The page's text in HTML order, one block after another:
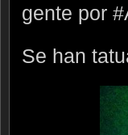
gente por
Se han